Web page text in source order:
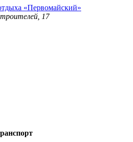
«Первомайский»
17